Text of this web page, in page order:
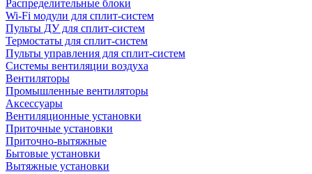
Распределительные блоки
Wi-Fi модули для сплит-систем
Пульты ДУ для сплит-систем
Термостаты для сплит-систем
Пульты управления для сплит-систем
Системы вентиляции воздуха
Вентиляторы
Промышленные вентиляторы
Аксессуары
Вентиляционные установки
Приточные установки
Приточно-вытяжные
Бытовые установки
Вытяжные установки